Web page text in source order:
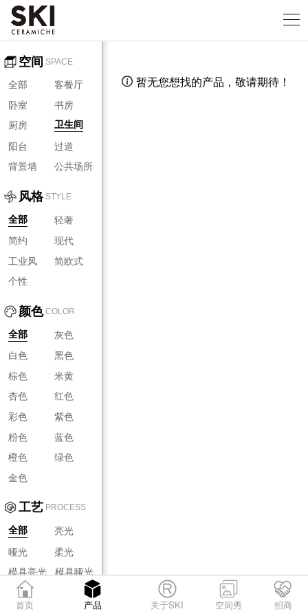
空间 SPACE
全部
客餐厅
卧室
书房
厨房
卫生间
阳台
过道
背景墙
公共场所
风格 STYLE
全部
轻奢
简约
现代
工业风
简欧式
个性
颜色 COLOR
全部
灰色
白色
黑色
棕色
米黄
杏色
红色
彩色
紫色
粉色
蓝色
橙色
绿色
金色
工艺 PROCESS
全部
亮光
哑光
柔光
模具亮光 模具哑光
模具柔光
 暂无您想找的产品，敬请期待！
首页 产品 关于SKI 空间秀 招商